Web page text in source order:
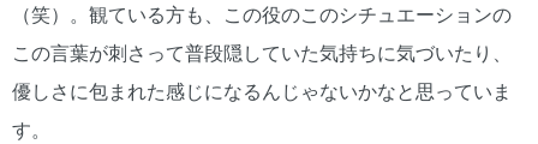
（笑）。観ている方も、この役のこのシチュエーションの
この言葉が刺さって普段隠していた気持ちに気づいたり、
優しさに包まれた感じになるんじゃないかなと思っていま
す。